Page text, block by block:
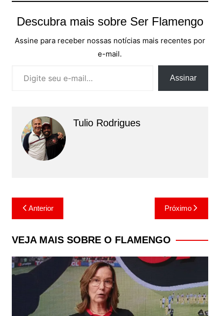
Descubra mais sobre Ser Flamengo
Assine para receber nossas notícias mais recentes por
e-mail.
Assinar
Tulio Rodrigues
Navegação
de
Post
Anterior Próximo
VEJA MAIS SOBRE O FLAMENGO